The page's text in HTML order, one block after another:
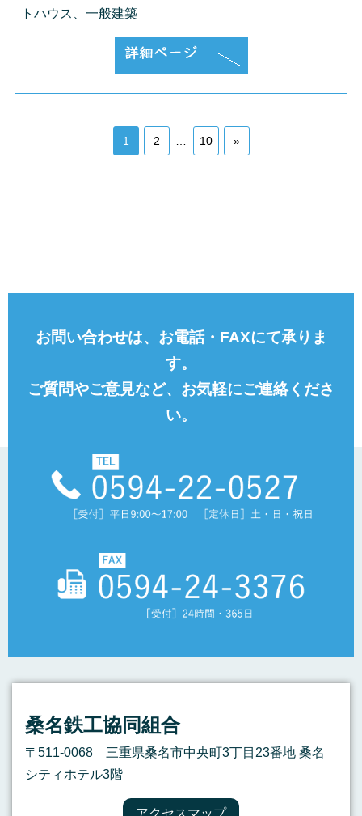
トハウス、一般建築
1 2 … 10 »
お問い合わせは、お電話・FAXにて承りま
す。
ご質問やご意見など、お気軽にご連絡くださ
い。
桑名鉄工協同組合
〒511-0068 三重県桑名市中央町3丁目23番地 桑名
シティホテル3階